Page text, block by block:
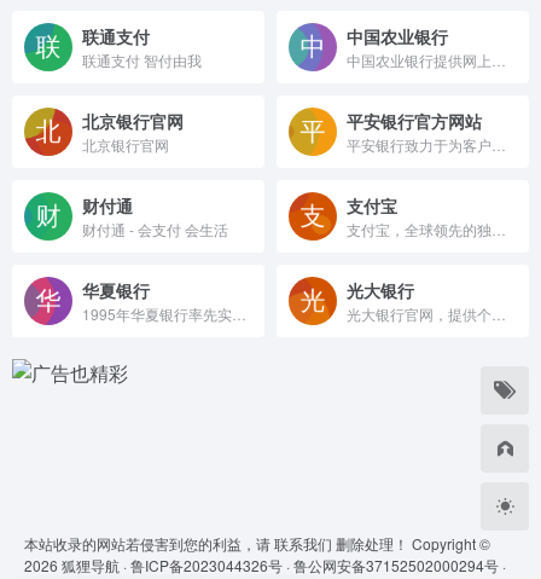
联通支付
联通支付 智付由我
中国农业银行
北京银行官网
北京银行官网
平安银行官方网站
财付通
财付通 - 会支付 会生活
支付宝
华夏银行 光大银行
本站收录的网站若侵害到您的利益，请联系我们 删除处理！ Copyright ©
2026 狐狸导航 ·鲁ICP备2023044326号 ·鲁公网安备37152502000294号 ·